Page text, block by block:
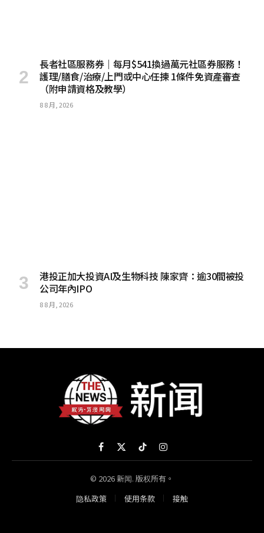
長者社區服務券｜每月$541換過萬元社區券服務！
護理/膳食/治療/上門或中心任揀 1條件免資產審查
（附申請資格及教學）
8 8 月, 2026
港投正加大投資AI及生物科技 陳家齊：逾30間被投
公司年內IPO
8 8 月, 2026
Facebook
X
(Twitter)
TikTokInstagram
© 2026 新闻. 版权所有。
隐私政策
使用条款 接触